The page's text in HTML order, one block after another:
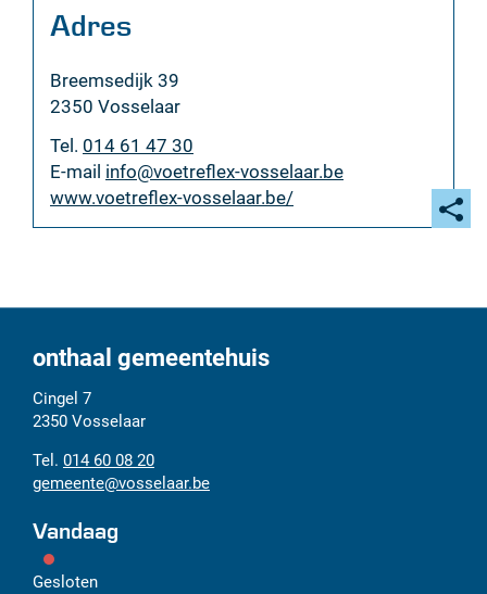
Adres
Adres
Breemsedijk 39
,2350 Vosselaar
Tel. 014 61 47 30
E-
mail
info@voetreflex-vosselaar.be
Website
www.voetreflex-vosselaar.be/
onthaal gemeentehuis
Adres
Cingel 7
2350 Vosselaar
Tel.
014 60 08 20
E-
mail
gemeente@vosselaar.be
Vandaag
Gesloten